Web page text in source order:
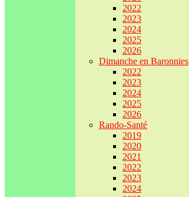
2022
2023
2024
2025
2026
Dimanche en Baronnies
2022
2023
2024
2025
2026
Rando-Santé
2019
2020
2021
2022
2023
2024